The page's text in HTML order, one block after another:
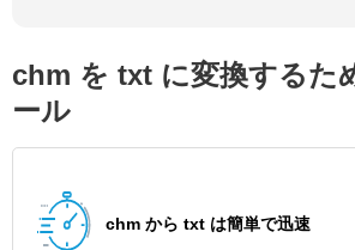
chm を txt に変換するた
ール
chm から txt は簡単で迅速